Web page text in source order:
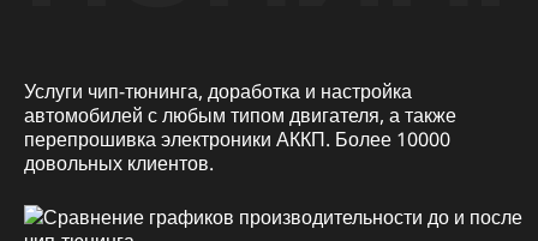
Услуги чип-тюнинга, доработка и настройка
автомобилей с любым типом двигателя, а также
перепрошивка электроники АККП. Более 10000
довольных клиентов.